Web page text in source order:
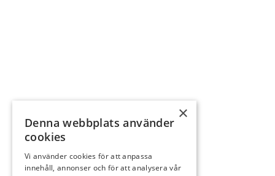
×
Denna webbplats använder
cookies
Vi använder cookies för att anpassa
innehåll, annonser och för att analysera vår